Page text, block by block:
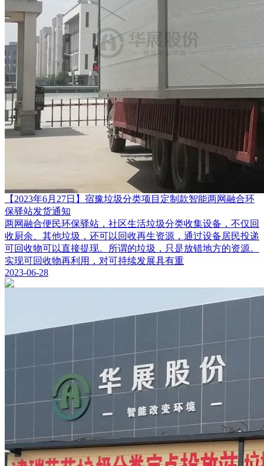
【2023年6月27日】宿豫垃圾分类项目定制款智能两网融合环
保驿站发货通知
两网融合便民环保驿站，社区生活垃圾分类收集设备，不仅回
收厨余、其他垃圾，还可以回收再生资源，通过设备居民投递
可回收物可以直接提现。所谓的垃圾，只是放错地方的资源。
实现可回收物再利用，对可持续发展具有重
2023-06-28